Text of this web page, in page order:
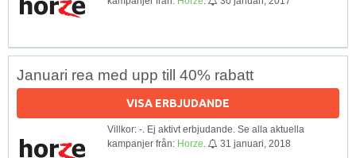
Januari rea med upp till 40% rabatt
VISA ERBJUDANDE
Villkor: -. Ej aktivt erbjudande. Se alla aktuella
kampanjer från: Horze 31 januari, 2018